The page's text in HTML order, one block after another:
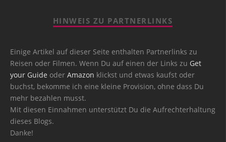
HINWEIS ZU PARTNERLINKS
Einige Artikel auf dieser Seite enthalten Partnerlinks zu
Reisen oder Filmen. Wenn Du auf einen der Links zu Get
your Guide oder Amazon klickst und etwas kaufst oder
buchst, bekomme ich eine kleine Provision, ohne dass Du
mehr bezahlen musst.
Mit diesen Einnahmen unterstützt Du die Aufrechterhaltung
dieses Blogs.
Danke!